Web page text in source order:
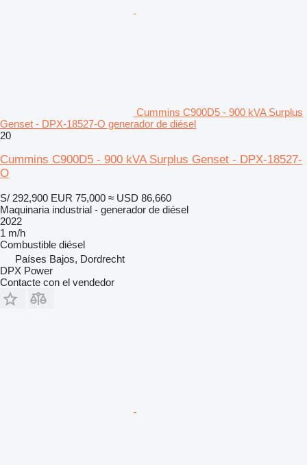
Cummins C900D5 - 900 kVA Surplus
Genset - DPX-18527-O generador de diésel
20
Cummins C900D5 - 900 kVA Surplus Genset - DPX-18527-
O
S/ 292,900 EUR 75,000 ≈ USD 86,660
Maquinaria industrial - generador de diésel
2022
1 m/h
Combustible diésel
Países Bajos, Dordrecht
DPX Power
Contacte con el vendedor